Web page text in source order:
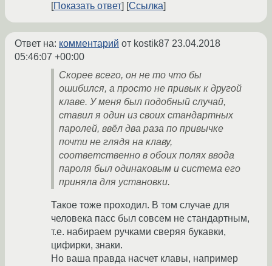
Показать ответ
Ссылка
Ответ на: комментарий от kostik87 23.04.2018
05:46:07 +00:00
Скорее всего, он не то что бы
ошибился, а просто не привык к другой
клаве. У меня был подобный случай,
ставил я один из своих стандартных
паролей, ввёл два раза по привычке
почти не глядя на клаву,
соответственно в обоих полях ввода
пароля был одинаковым и система его
приняла для установки.
Такое тоже проходил. В том случае для
человека пасс был совсем не стандартным,
т.е. набираем ручками сверяя букавки,
цифирки, знаки.
Но ваша правда насчет клавы, например